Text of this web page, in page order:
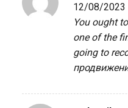
12/08/2023
You ought
one of the
going to